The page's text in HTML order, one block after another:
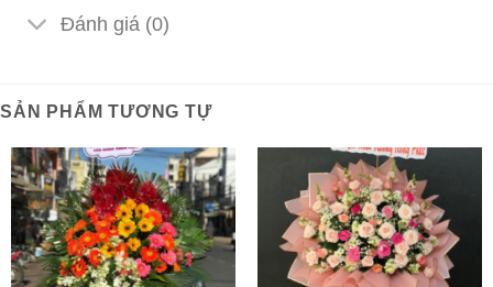
Đánh giá (0)
SẢN PHẨM TƯƠNG TỰ